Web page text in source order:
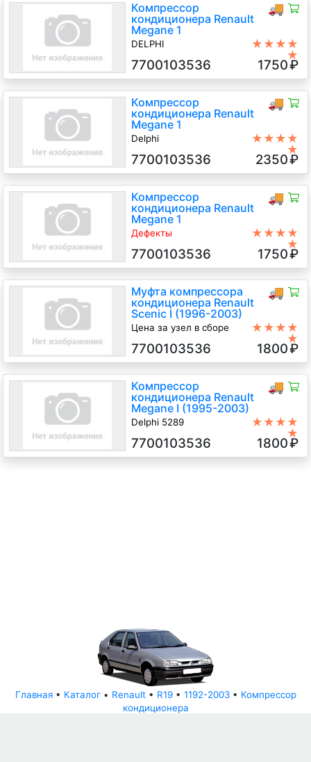
🚚
Компрессор
кондиционера Renault
Megane 1
DELPHI
1999 г.в.
★★★★
★
7700103536 1750₽
🚚
Компрессор
кондиционера Renault
Megane 1
Delphi
2001 г.в.
★★★★
★
7700103536 2350₽
🚚
Компрессор
кондиционера Renault
Megane 1
Дефекты
1.6 Бензин, АКПП, Хетчбэк 5дв.,
2000 г.в.
★★★★
★
7700103536 1750₽
🚚
Муфта компрессора
кондиционера Renault
Scenic I (1996-2003)
Цена за узел в сборе
красный, 2000
★★★★
★
7700103536 1800₽
🚚
Компрессор
кондиционера Renault
Megane I (1995-2003)
Delphi 5289
★★★★
★
7700103536 1800₽
Главная• Каталог• Renault• R19• 1192-2003• Компрессор
кондиционера